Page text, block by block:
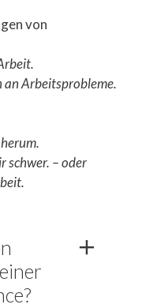
von
an Arbeitsprobleme.
schwer. – oder